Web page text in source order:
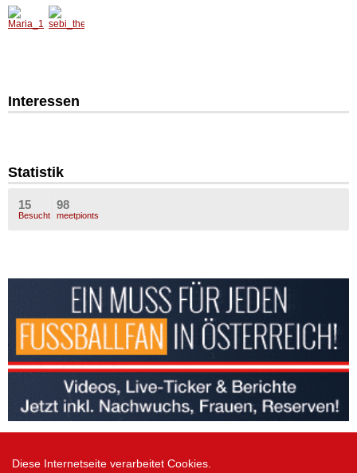
Diese Internetseite verarbeitet Cookies.
Interessen
Statistik
15
Besucht
98
meetpionts